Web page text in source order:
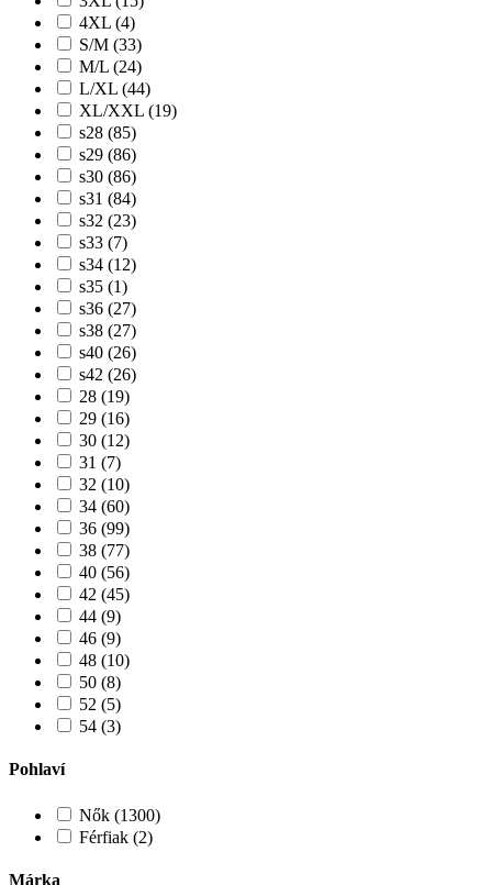
4XL (4)
S/M (33)
M/L (24)
L/XL (44)
XL/XXL (19)
s28 (85)
s29 (86)
s30 (86)
s31 (84)
s32 (23)
s33 (7)
s34 (12)
s35 (1)
s36 (27)
s38 (27)
s40 (26)
s42 (26)
28 (19)
29 (16)
30 (12)
31 (7)
32 (10)
34 (60)
36 (99)
38 (77)
40 (56)
42 (45)
44 (9)
46 (9)
48 (10)
50 (8)
52 (5)
54 (3)
Pohlaví
Nők (1300)
Férfiak (2)
Márka